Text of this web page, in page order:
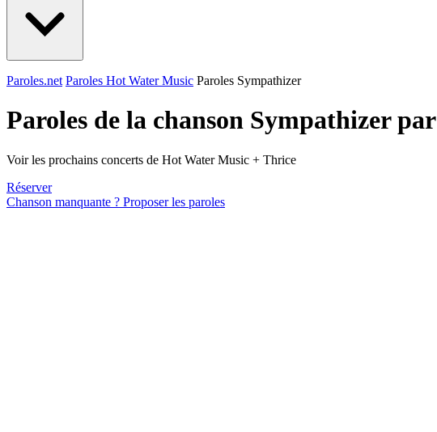
Paroles.net Paroles Hot Water Music Paroles Sympathizer
Paroles de la chanson Sympathizer par
Voir les prochains concerts de Hot Water Music + Thrice
Réserver
Chanson manquante ? Proposer les paroles